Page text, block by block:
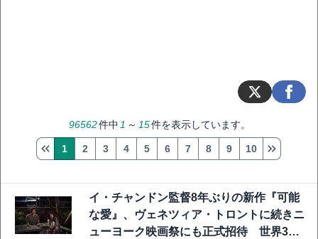
96562件中 1 ～ 15件を表示しています。
1 2 3 4 5 6 7 8 9 10
イ・チャンドン監督8年ぶりの新作『可能
な愛』、ヴェネツィア・トロントに続きニ
ューヨーク映画祭にも正式招待 世界3大